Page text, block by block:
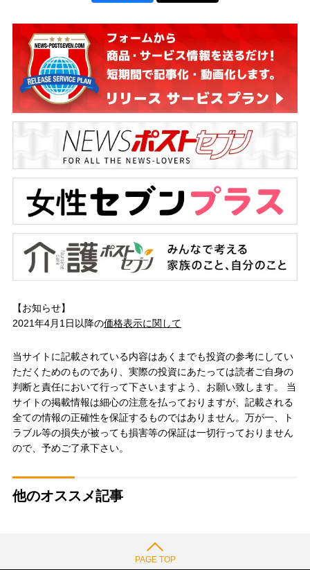
【お知らせ】
2021年4月1日以降の価格表示に関して
当サイトに記載されている内容はあくまでも投資の参考にしてい
ただくためのものであり、実際の投資にあたっては読者ご自身の
判断と責任において行って下さいますよう、お願い致します。 当
サイトの掲載情報は細心の注意を払っておりますが、記載される
全ての情報の正確性を保証するものではありません。万が一、ト
ラブル等の損失が被っても損害等の保証は一切行っておりません
ので、予めご了承下さい。
他のオススメ記事
PAGE TOP